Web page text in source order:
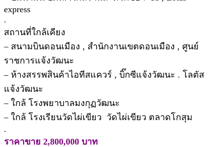
express
.
สถานที่ใกล้เคียง
– สนามบินดอนเมือง , สำนักงานเขตดอนเมือง , ศูนย์
ราชการแจ้งวัฒนะ
– ห้างสรรพสินค้าไอทีสแควร์ , บิ๊กซีแจ้งวัฒนะ . โลตัส
แจ้งวัฒนะ
– ใกล้ โรงพยาบาลมงกุฏวัฒนะ
– ใกล้ โรงเรียนวัดไผ่เขียว วัดไผ่เขียว ตลาดโกสุม
.
ราคาขาย 2,800,000 บาท